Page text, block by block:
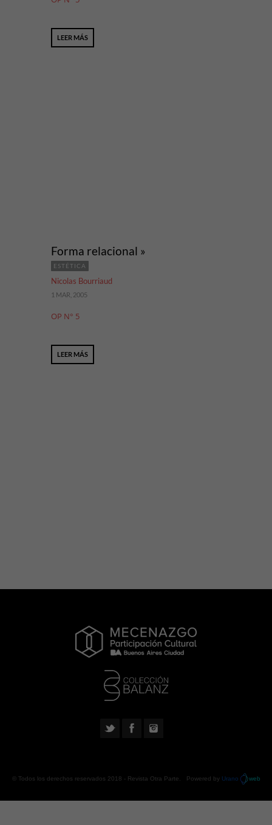
LEER MÁS
Forma relacional »
ESTÉTICA
Nicolas Bourriaud
1 MAR, 2005
OP N° 5
LEER MÁS
© Todos los derechos reservados 2018 - Revista Otra Parte . Powered by Urano web